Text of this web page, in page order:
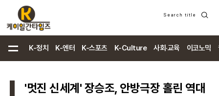
Search title
검
K-정치 K-엔터 K-스포츠 K-Culture 사회·교육 이코노믹
'멋진 신세계' 장승조, 안방극장 홀린 역대